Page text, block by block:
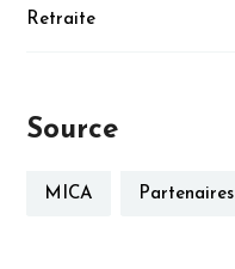
Retraite
Source
MICA Partenaires